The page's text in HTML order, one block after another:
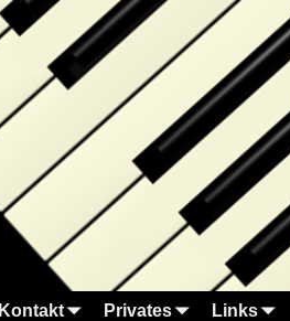
Kontakt Privates Links